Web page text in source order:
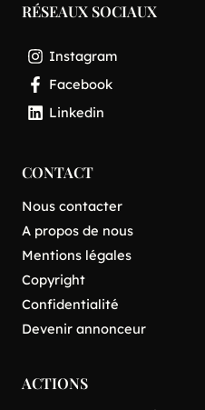
RÉSEAUX SOCIAUX
Instagram
Facebook
Linkedin
CONTACT
Nous contacter
A propos de nous
Mentions légales
Copyright
Confidentialité
Devenir annonceur
ACTIONS